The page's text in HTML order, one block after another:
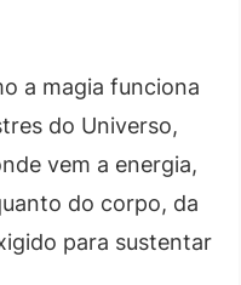
a magia funciona
do Universo,
vem a energia,
do corpo, da
para sustentar